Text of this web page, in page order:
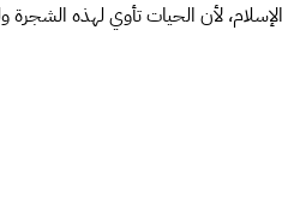
لأن الحيات تأوي لهذه